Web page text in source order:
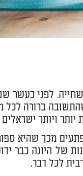
לפני כעשר
ברורה
ויותר
מכך שהיא
של היוגה כבר
לכל דבר.